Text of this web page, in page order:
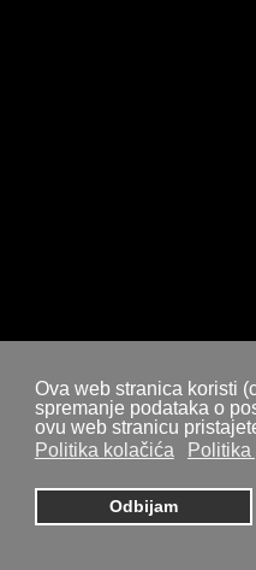
Ova web stranica koristi
spremanje podataka o
ovu web stranicu
Politika kolačića
Odbijam